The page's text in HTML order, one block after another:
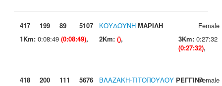
417 199 89 5107 ΚΟΥΔΟΥΝΗ ΜΑΡΙΛΗ
Female
1Km: 0:08:49 (0:08:49), 2Km: (), 3Km: 0:27:32
(0:27:32),
418 200 111 5676 ΒΛΑΖΑΚΗ-ΤΙΤΟΠΟΥΛΟΥ ΡΕΓΓΙΝΑFemale